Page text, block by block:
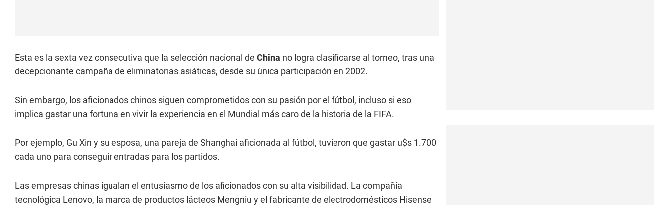
Esta es la sexta vez consecutiva que la selección nacional de China no logra clasificarse al torneo, tras una
decepcionante campaña de eliminatorias asiáticas, desde su única participación en 2002.
Sin embargo, los aficionados chinos siguen comprometidos con su pasión por el fútbol, incluso si eso
implica gastar una fortuna en vivir la experiencia en el Mundial más caro de la historia de la FIFA.
Por ejemplo, Gu Xin y su esposa, una pareja de Shanghai aficionada al fútbol, tuvieron que gastar u$s 1.700
cada uno para conseguir entradas para los partidos.
Las empresas chinas igualan el entusiasmo de los aficionados con su alta visibilidad. La compañía
tecnológica Lenovo, la marca de productos lácteos Mengniu y el fabricante de electrodomésticos Hisense